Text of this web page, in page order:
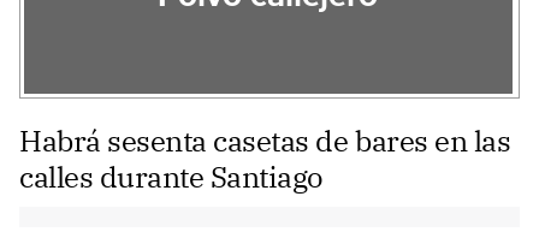
Habrá sesenta casetas de bares en las
calles durante Santiago